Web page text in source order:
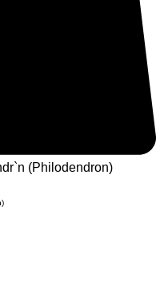
(Philodendron)